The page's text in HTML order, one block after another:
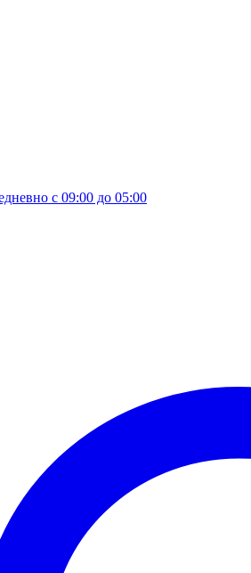
с 09:00 до 05:00